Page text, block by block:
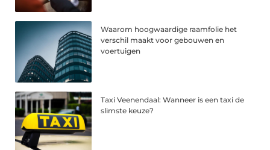
Waarom hoogwaardige raamfolie het
verschil maakt voor gebouwen en
voertuigen
Taxi Veenendaal: Wanneer is een taxi de
slimste keuze?